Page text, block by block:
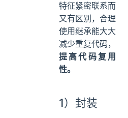
特征紧密联系而
又有区别，合理
使用继承能大大
减少重复代码，
提高代码复用
性。
1）封装